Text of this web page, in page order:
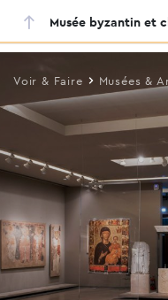
Skip
main
content
Voir & Faire Musées &
Musée byzantin et